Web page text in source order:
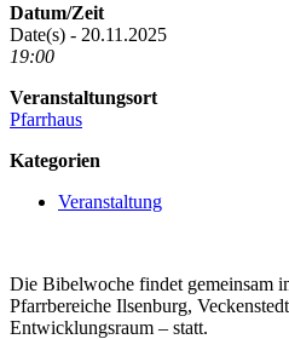
Datum/Zeit
Date(s) - 20.11.2025
19:00
Veranstaltungsort
Pfarrhaus
Kategorien
Veranstaltung
Die Bibelwoche findet gemeinsam
Pfarrbereiche Ilsenburg,
Entwicklungsraum – statt.